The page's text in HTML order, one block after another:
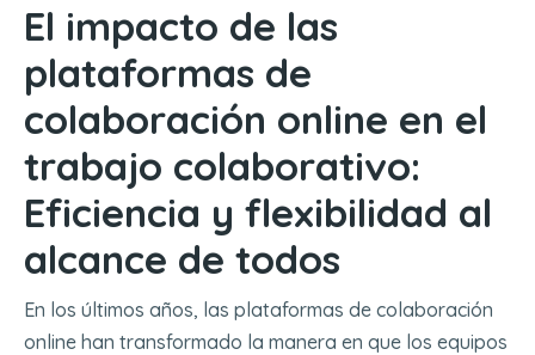
El impacto de las
plataformas de
colaboración online en el
trabajo colaborativo:
Eficiencia y flexibilidad al
alcance de todos
En los últimos años, las plataformas de colaboración
online han transformado la manera en que los equipos